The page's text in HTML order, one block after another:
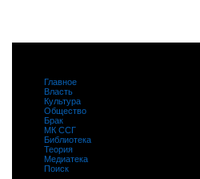
Главное
Власть
Культура
Общество
Брак
МК ССГ
Библиотека
Теория
Медиатека
Поиск